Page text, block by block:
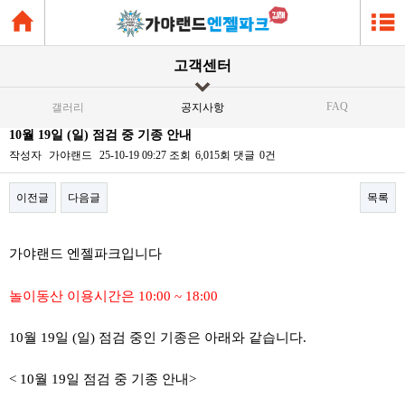
고객센터
갤러리 공지사항 FAQ
10월 19일 (일) 점검 중 기종 안내
작성자 가야랜드 25-10-19 09:27 조회 6,015회 댓글 0건
이전글 다음글 목록
가야랜드 엔젤파크입니다
놀이동산 이용시간은 10:00 ~ 18:00
10월 19일 (일) 점검 중인 기종은 아래와 같습니다.
< 10월 19일 점검 중 기종 안내>